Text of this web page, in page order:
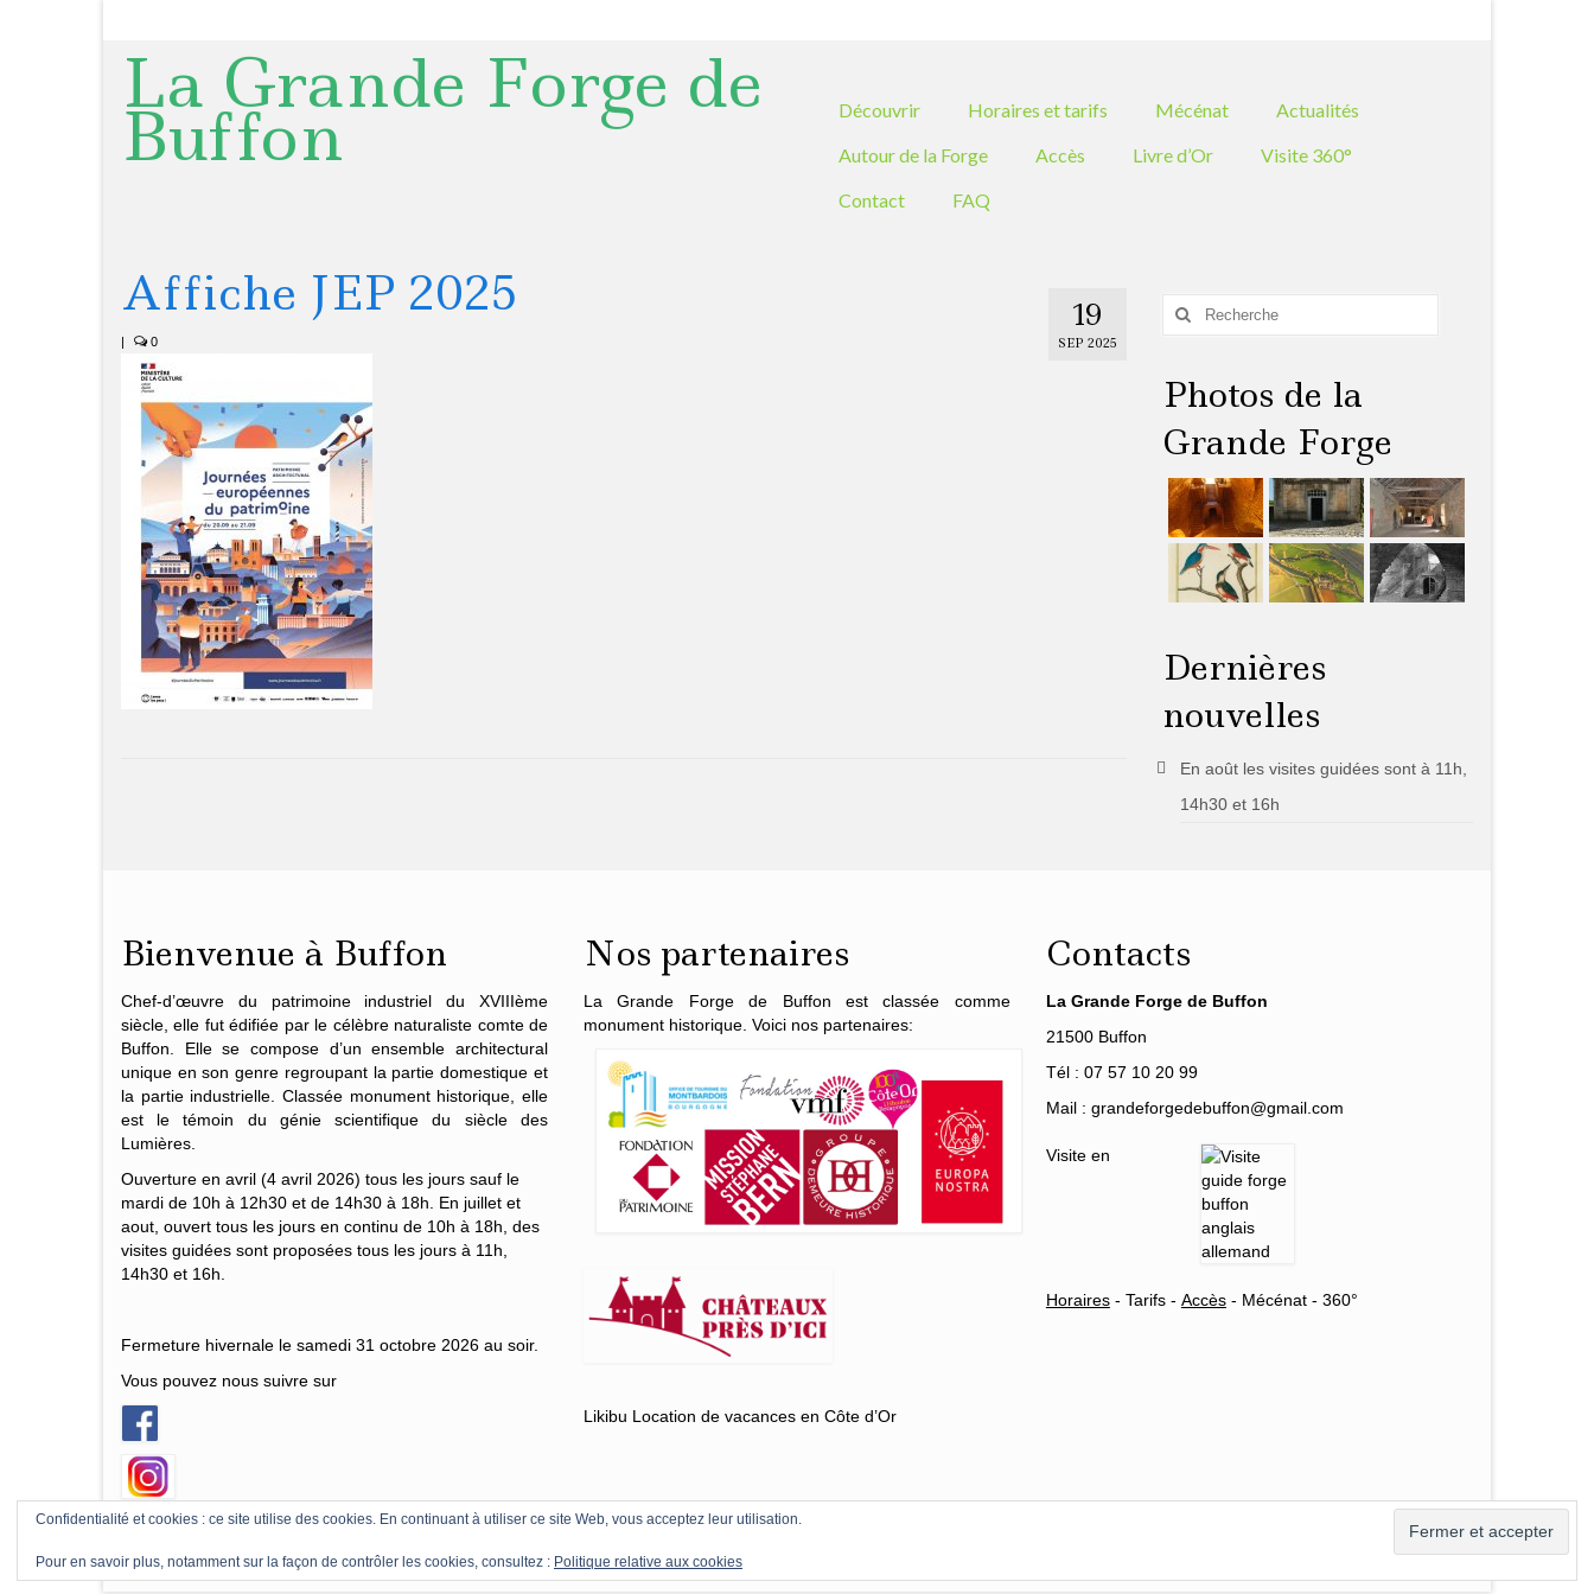
La Grande Forge de
Buffon Découvrir Horaires et tarifs Mécénat
Actualités
Autour de la Forge
Accès Livre d’Or
Visite 360°
Contact
FAQ
19
SEP 2025
Affiche JEP 2025
| 0
Rechercher
Photos de la
Grande Forge
Dernières
nouvelles
En août les visites guidées sont à 11h,
14h30 et 16h
Bienvenue à Buffon
Chef-d’œuvre du patrimoine industriel du XVIIIème
siècle, elle fut édifiée par le célèbre naturaliste comte de
Buffon . Elle se compose d’un ensemble architectural
unique en son genre regroupant la partie domestique et
la partie industrielle. Classée monument historique, elle
est le témoin du génie scientifique du siècle des
Lumières.
Ouverture en avril (4 avril 2026) tous les jours sauf le
mardi de 10h à 12h30 et de 14h30 à 18h. En juillet et
aout, ouvert tous les jours en continu de 10h à 18h, des
visites guidées sont proposées tous les jours à 11h,
14h30 et 16h.
Fermeture hivernale le samedi 31 octobre 2026 au soir.
Vous pouvez nous suivre sur
Nos partenaires
La Grande Forge de Buffon est classée comme
monument historique. Voici nos partenaires:
Likibu Location de vacances en Côte d’Or
Contacts
La Grande Forge de Buffon
21500 Buffon
Tél : 07 57 10 20 99
Mail : grandeforgedebuffon@gmail.com
Visite en
Horaires- Tarifs- Accès- Mécénat- 360°
Confidentialité et cookies : ce site utilise des cookies. En continuant à utiliser ce site Web, vous acceptez leur utilisation.
Pour en savoir plus, notamment sur la façon de contrôler les cookies, consultez : Politique relative aux cookies